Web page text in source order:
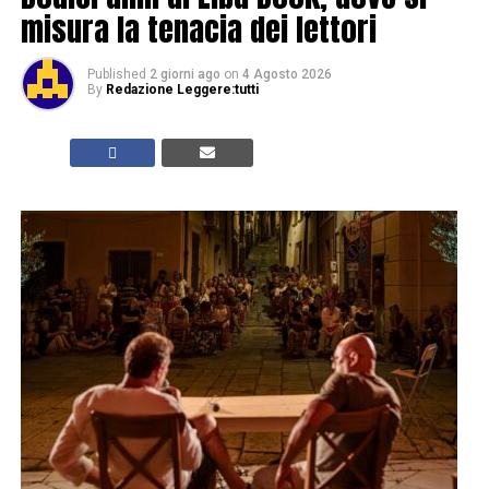
misura la tenacia dei lettori
Published 2 giorni ago on 4 Agosto 2026
By Redazione Leggere:tutti